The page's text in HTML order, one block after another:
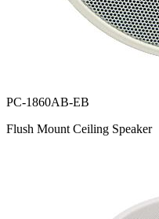
PC-1860AB-EB
Flush Mount Ceiling Speaker